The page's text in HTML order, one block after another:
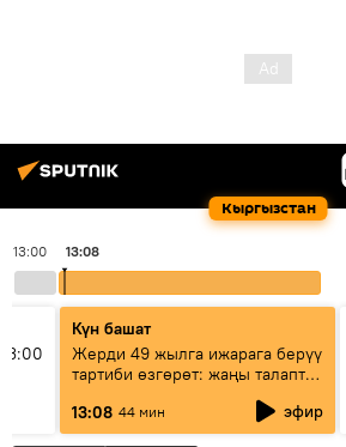
Кыргызстан
13:00 13:08
Күн башат
Жерди 49 жылга ижарага берүү
тартиби өзгөрөт: жаңы талаптар
13:08 44 мин эфир